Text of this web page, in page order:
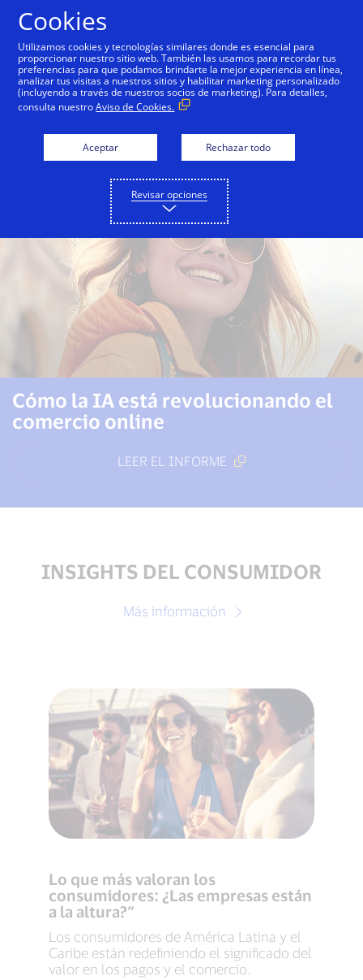
LANDSCAPE
La evolución de los pagos en América
Latina y el Caribe.
Cómo la IA está revolucionando el
comercio online
LEER EL INFORME
INSIGHTS DEL CONSUMIDOR
Más información
Lo que más valoran los
consumidores: ¿Las empresas están
a la altura?”
Los consumidores de América Latina y el
Caribe están redefiniendo el significado del
valor en los pagos y el comercio.
Cookies
Utilizamos cookies y tecnologías similares donde es esencial para
proporcionar nuestro sitio web. También las usamos para recordar tus
preferencias para que podamos brindarte la mejor experiencia en línea,
analizar tus visitas a nuestros sitios y habilitar marketing personalizado
(incluyendo a través de nuestros socios de marketing). Para detalles,
consulta nuestroAviso de Cookies.
Aceptar Rechazar todo
Revisar opciones